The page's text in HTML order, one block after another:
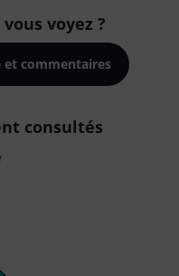
voyez ?
et commentaires
consultés